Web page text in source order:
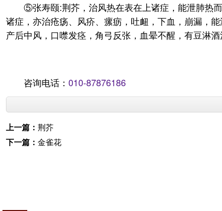
⑤张寿颐:荆芥，治风热在表在上诸症，能泄肺热
诸症，亦治疮疡、风疥、瘰疬，吐衄，下血，崩漏，
产后中风，口噤发痉，角弓反张，血晕不醒，有豆淋
咨询电话： 010-87876186
上一篇： 荆芥
下一篇： 金雀花